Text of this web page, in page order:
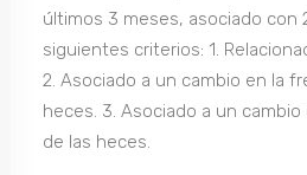
últimos 3 meses, asociado con
siguientes criterios: 1.
2. Asociado a un cambio en la
heces. 3. Asociado a un
de las heces.